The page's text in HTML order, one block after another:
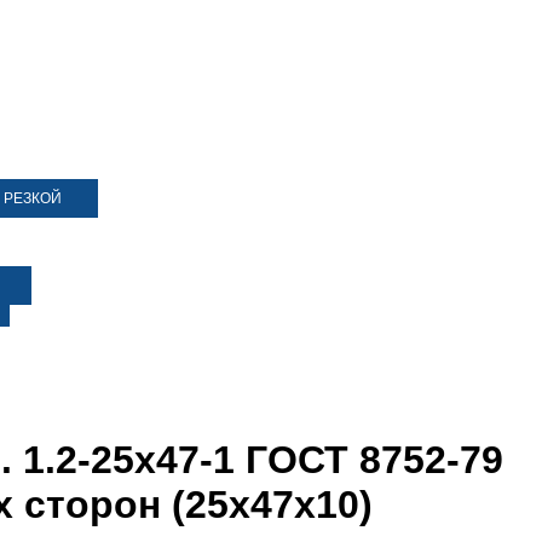
25х47-1 ГОСТ 8752-79
сторон (25х47х10)